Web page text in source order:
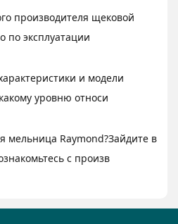
производителя щековой
по эксплуатации
и модели
уровню относи
мельница Raymond?Зайдите в
с произв